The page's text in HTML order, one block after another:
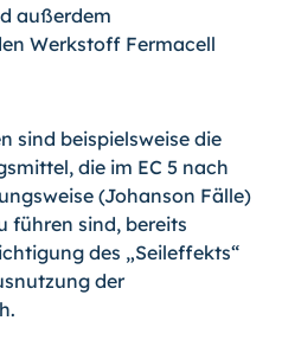
außerdem
Werkstoff Fermacell
sind beispielsweise die
die im EC 5 nach
(Johanson Fälle)
führen sind, bereits
des „Seileffekts“
der